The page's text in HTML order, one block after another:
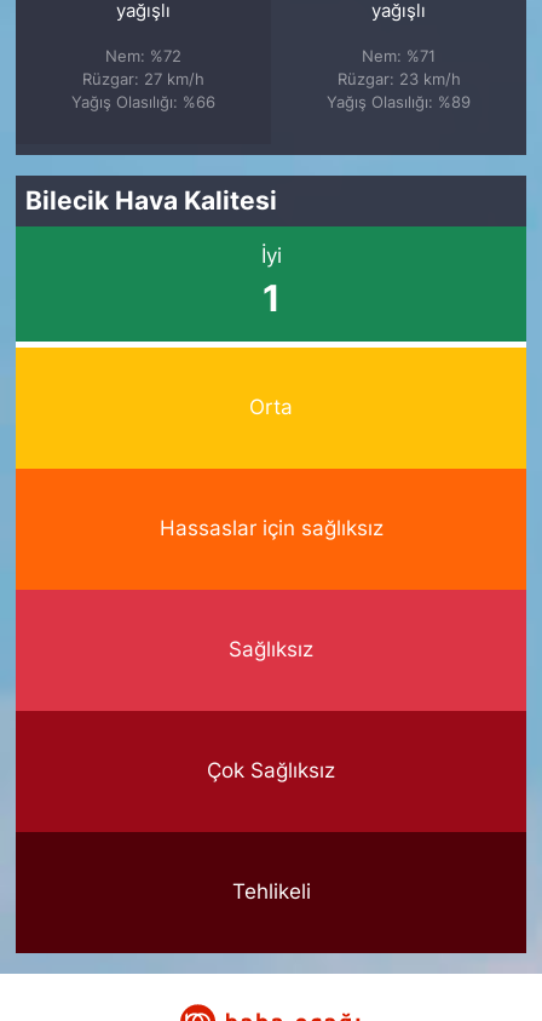
yağışlı
Nem: %72
Rüzgar: 27 km/h
Yağış Olasılığı: %66
yağışlı
Nem: %71
Rüzgar: 23 km/h
Yağış Olasılığı: %89
Bilecik Hava Kalitesi
İyi
1
Orta
Hassaslar için sağlıksız
Sağlıksız
Çok Sağlıksız
Tehlikeli